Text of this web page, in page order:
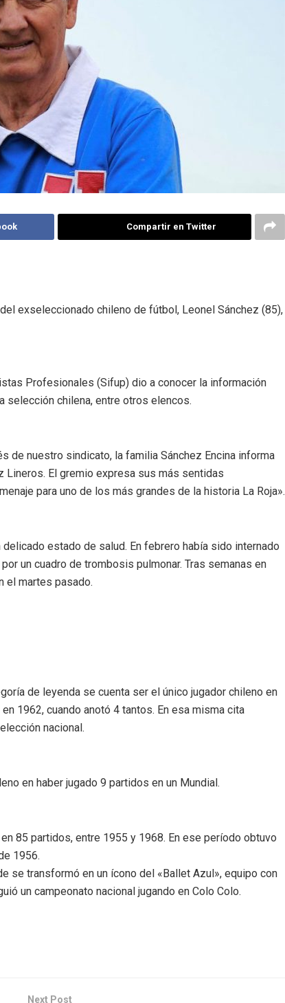
Compartir en Twitter
exseleccionado chileno de fútbol, Leonel Sánchez (85),
Profesionales (Sifup) dio a conocer la información
selección chilena, entre otros elencos.
de nuestro sindicato, la familia Sánchez Encina informa
El gremio expresa sus más sentidas
para uno de los más grandes de la historia La Roja».
estado de salud. En febrero había sido internado
un cuadro de trombosis pulmonar. Tras semanas en
el martes pasado.
de leyenda se cuenta ser el único jugador chileno en
1962, cuando anotó 4 tantos. En esa misma cita
nacional.
en haber jugado 9 partidos en un Mundial.
85 partidos, entre 1955 y 1968. En ese período obtuvo
1956.
se transformó en un ícono del «Ballet Azul», equipo con
un campeonato nacional jugando en Colo Colo.
Next Post